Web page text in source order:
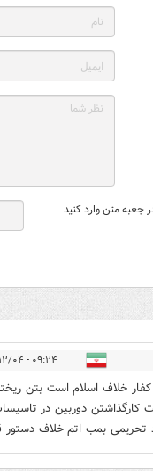
جعبه متن وارد کنید
۰۹:۲۴ - ۱۳۹۶/۱۲/۰۴
کفار خلاف اسلام است بتن
کارگذاشتن دوربین در
تحریمی بمب اتم خلاف دستور